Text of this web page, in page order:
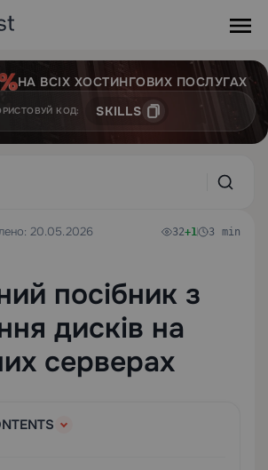
НА ВСІХ ХОСТИНГОВИХ ПОСЛУГАХ
КОД: SKILLS
20.05.2026
32+1 3 min
посібник з
дисків на
серверах